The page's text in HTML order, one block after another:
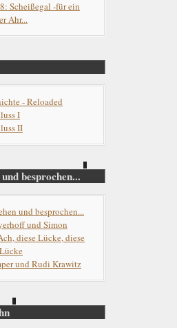
Scheißegal -für ein
Ahr...
- Reloaded
I
II
besprochen...
und besprochen...
und Simon
diese Lücke, diese
und Rudi Krawitz